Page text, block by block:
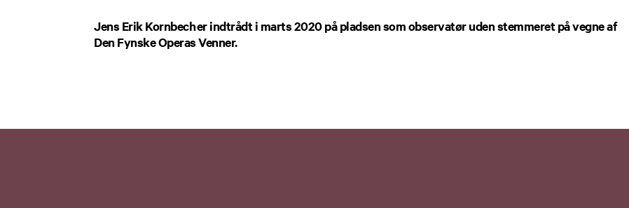
Jens Erik Kornbecher indtrådt i marts 2020 på pladsen som observatør uden stemmeret på vegne af
Den Fynske Operas Venner.